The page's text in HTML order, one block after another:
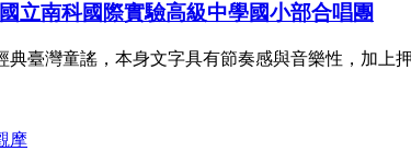
立南科國際實驗高級中學國小部合唱團
典臺灣童謠，本身文字具有節奏感與音樂性，加
摩